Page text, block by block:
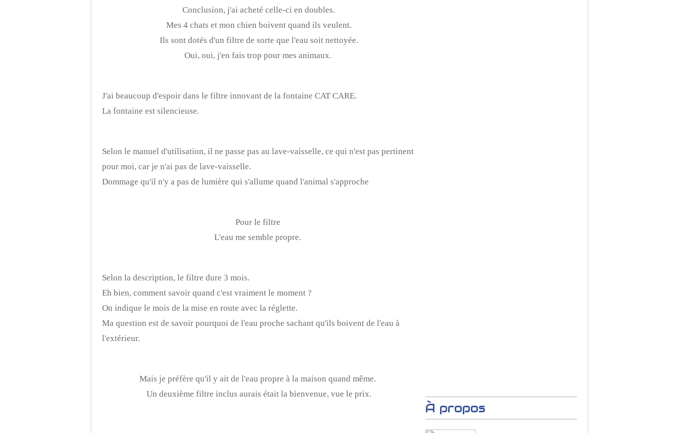
Conclusion, j'ai acheté celle-ci en doubles.
Mes 4 chats et mon chien boivent quand ils veulent.
Ils sont dotés d'un filtre de sorte que l'eau soit nettoyée.
Oui, oui, j'en fais trop pour mes animaux.
J'ai beaucoup d'espoir dans le filtre innovant de la fontaine CAT CARE.
La fontaine est silencieuse.
Selon le manuel d'utilisation, il ne passe pas au lave-vaisselle, ce qui n'est pas pertinent
pour moi, car je n'ai pas de lave-vaisselle.
Dommage qu'il n'y a pas de lumière qui s'allume quand l'animal s'approche
Pour le filtre
L'eau me semble propre.
Selon la description, le filtre dure 3 mois.
Eh bien, comment savoir quand c'est vraiment le moment ?
On indique le mois de la mise en route avec la réglette.
Ma question est de savoir pourquoi de l'eau proche sachant qu'ils boivent de l'eau à
l'extérieur.
Mais je préfère qu'il y ait de l'eau propre à la maison quand même.
Un deuxième filtre inclus aurais était la bienvenue, vue le prix.
À propos